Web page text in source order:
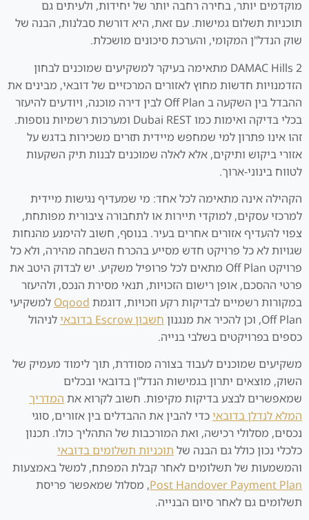
מוקדמים יותר, בחירה רחבה יותר של יחידות, ולעיתים גם
תוכניות תשלום גמישות. עם זאת, היא דורשת סבלנות, הבנה של
שוק הנדל"ן המקומי, והערכת סיכונים מושכלת.
DAMAC Hills 2 מתאימה בעיקר למשקיעים שמוכנים לבחון
הזדמנויות חדשות מחוץ לאזורים המרכזיים של דובאי, מבינים את
ההבדל בין השקעה ב Off Plan לבין דירה מוכנה, ויודעים להיעזר
בכלי בדיקה ואימות כמו Dubai REST ומערכות רשמיות נוספות.
זהו אינו פתרון למי שמחפש מיידית תזרים משכירות בדגש על
אזורי ביקוש ותיקים, אלא לאלה שמוכנים לבנות תיק השקעות
לטווח בינוני-ארוך.
הקהילה אינה מתאימה לכל אחד: מי שמעדיף נגישות מיידית
למרכזי עסקים, למוקדי תיירות או לתחבורה ציבורית מפותחת,
צפוי להעדיף אזורים אחרים בעיר. בנוסף, חשוב להימנע מהנחות
שגויות לא כל פרויקט חדש מסייע בהכרח השבחה מהירה, ולא כל
פרויקט Off Plan מתאים לכל פרופיל משקיע. יש לבדוק היטב את
פרטי ההסכם, אופן רישום הזכויות, תנאי מסירת הנכס, ולהיעזר
במקורות רשמיים לבדיקות רקע וזכויות, דוגמת Oqood למשקיעי
Off Plan, וכן להכיר את מנגנון
חשבון Escrow בדובאי
לניהול
כספים בפרויקטים בשלבי בנייה.
משקיעים שמוכנים לעבוד בצורה מסודרת, תוך לימוד מעמיק של
השוק, מוצאים יתרון בגמישות הנדל"ן בדובאי ובכלים
שמאפשרים לבצע בדיקות מקיפות. חשוב לקרוא את המדריך
המלא לנדלן בדובאיכדי להבין את ההבדלים בין אזורים, סוגי
נכסים, מסלולי רכישה, ואת המורכבות של התהליך כולו. תכנון
כלכלי נכון כולל גם הבנה של תוכניות תשלומים בדובאי
והמשמעות של תשלומים לאחר קבלת המפתח, למשל באמצעות
Post Handover Payment Plan, מסלול שמאפשר פריסת
תשלומים גם לאחר סיום הבנייה.